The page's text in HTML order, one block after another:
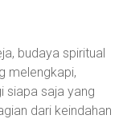
budaya spiritual
melengkapi,
siapa saja yang
dari keindahan